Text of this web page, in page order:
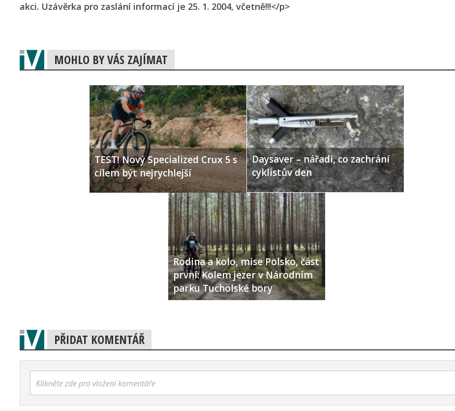
akci. Uzávěrka pro zaslání informací je 25. 1. 2004, včetně!!!</p>
MOHLO BY VÁS ZAJÍMAT
TEST! Nový Specialized Crux 5 s
cílem být nejrychlejší
Daysaver – nářadí, co zachrání
cyklistův den
Rodina a kolo, mise Polsko, část
první: Kolem jezer v Národním
parku Tucholské bory
PŘIDAT KOMENTÁŘ
Klikněte zde pro vložení komentáře